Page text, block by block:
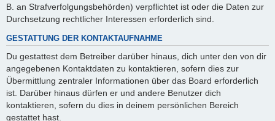
B. an Strafverfolgungsbehörden) verpflichtet ist oder die Daten zur
Durchsetzung rechtlicher Interessen erforderlich sind.
GESTATTUNG DER KONTAKTAUFNAHME
Du gestattest dem Betreiber darüber hinaus, dich unter den von dir
angegebenen Kontaktdaten zu kontaktieren, sofern dies zur
Übermittlung zentraler Informationen über das Board erforderlich
ist. Darüber hinaus dürfen er und andere Benutzer dich
kontaktieren, sofern du dies in deinem persönlichen Bereich
gestattet hast.